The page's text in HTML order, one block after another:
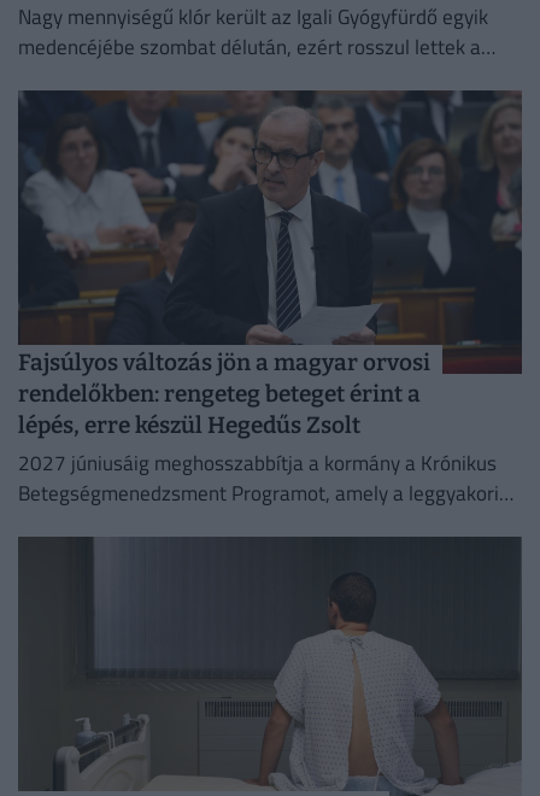
Nagy mennyiségű klór került az Igali Gyógyfürdő egyik
medencéjébe szombat délután, ezért rosszul lettek a
Fajsúlyos változás jön a magyar orvosi
rendelőkben: rengeteg beteget érint a
lépés, erre készül Hegedűs Zsolt
2027 júniusáig meghosszabbítja a kormány a Krónikus
Betegségmenedzsment Programot, amely a leggyakoribb